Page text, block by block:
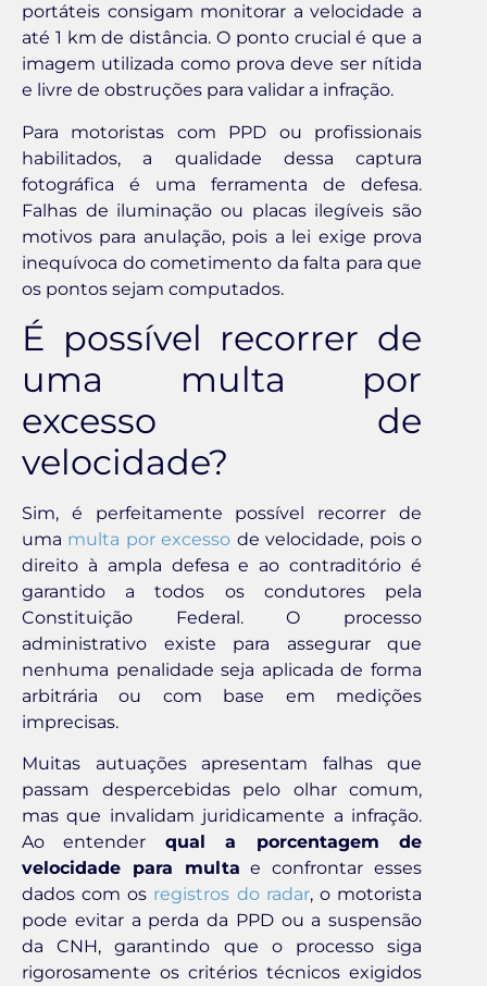
portáteis consigam monitorar a velocidade a
até 1 km de distância. O ponto crucial é que a
imagem utilizada como prova deve ser nítida
e livre de obstruções para validar a infração.
Para motoristas com PPD ou profissionais
habilitados, a qualidade dessa captura
fotográfica é uma ferramenta de defesa.
Falhas de iluminação ou placas ilegíveis são
motivos para anulação, pois a lei exige prova
inequívoca do cometimento da falta para que
os pontos sejam computados.
É possível recorrer de
uma multa por
excesso de
velocidade?
Sim, é perfeitamente possível recorrer de
uma multa por excesso de velocidade, pois o
direito à ampla defesa e ao contraditório é
garantido a todos os condutores pela
Constituição Federal. O processo
administrativo existe para assegurar que
nenhuma penalidade seja aplicada de forma
arbitrária ou com base em medições
imprecisas.
Muitas autuações apresentam falhas que
passam despercebidas pelo olhar comum,
mas que invalidam juridicamente a infração.
Ao entender qual a porcentagem de
velocidade para multa e confrontar esses
dados com os registros do radar, o motorista
pode evitar a perda da PPD ou a suspensão
da CNH, garantindo que o processo siga
rigorosamente os critérios técnicos exigidos